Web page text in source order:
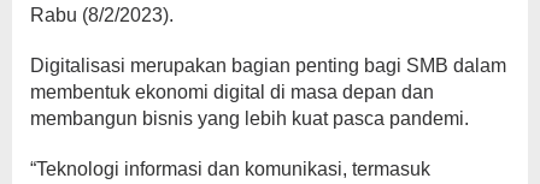
Rabu (8/2/2023).
Digitalisasi merupakan bagian penting bagi SMB dalam
membentuk ekonomi digital di masa depan dan
membangun bisnis yang lebih kuat pasca pandemi.
“Teknologi informasi dan komunikasi, termasuk